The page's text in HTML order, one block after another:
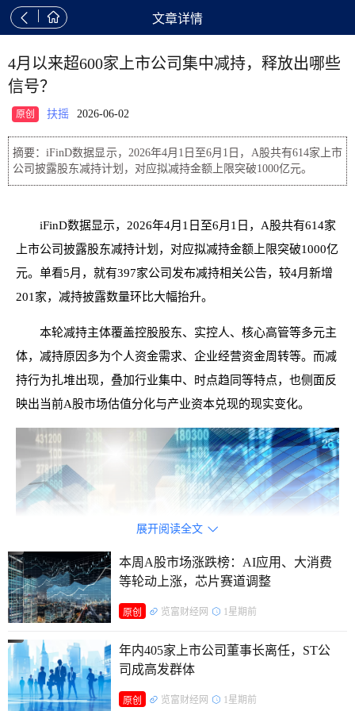
  文章详情
4月以来超600家上市公司集中减持，释放出哪些
信号？
原创 扶摇 2026-06-02
摘要：iFinD数据显示，2026年4月1日至6月1日，A股共有614家上市
公司披露股东减持计划，对应拟减持金额上限突破1000亿元。
iFinD数据显示，2026年4月1日至6月1日，A股共有614家
上市公司披露股东减持计划，对应拟减持金额上限突破1000亿
元。单看5月，就有397家公司发布减持相关公告，较4月新增
201家，减持披露数量环比大幅抬升。
本轮减持主体覆盖控股股东、实控人、核心高管等多元主
体，减持原因多为个人资金需求、企业经营资金周转等。而减
持行为扎堆出现，叠加行业集中、时点趋同等特点，也侧面反
映出当前A股市场估值分化与产业资本兑现的现实变化。
科技领域减持频发
展开阅读全文 
本周A股市场涨跌榜：AI应用、大消费
等轮动上涨，芯片赛道调整
原创 览富财经网 1星期前
年内405家上市公司董事长离任，ST公
司成高发群体
原创 览富财经网 1星期前